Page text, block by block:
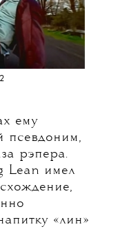
ему
псевдоним,
рэпера.
Lean имел
«лин»